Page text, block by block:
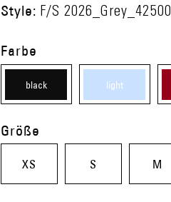
Style: F/S 2026_Grey_42500
Farbe
black light
Größe
XS S M